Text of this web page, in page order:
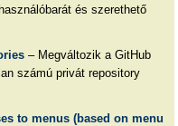
és szerethető
– Megváltozik a GitHub
számú privát repository
to menus (based on menu